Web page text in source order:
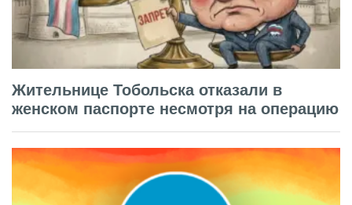
Жительнице Тобольска отказали в
женском паспорте несмотря на операцию